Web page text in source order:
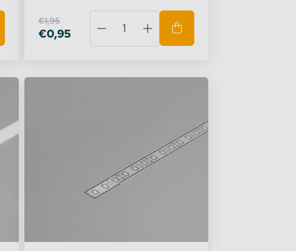
€1,95
€0,95